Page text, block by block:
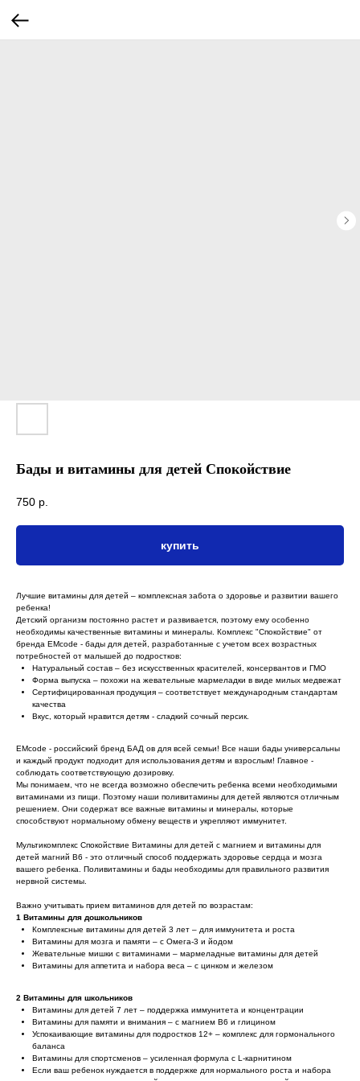
Бады и витамины для детей Спокойствие
750 р.
купить
Лучшие витамины для детей – комплексная забота о здоровье и развитии вашего
ребенка!
Детский организм постоянно растет и развивается, поэтому ему особенно
необходимы качественные витамины и минералы. Комплекс "Спокойствие" от
бренда EMcode - бады для детей, разработанные с учетом всех возрастных
потребностей от малышей до подростков:
Натуральный состав – без искусственных красителей, консервантов и ГМО
Форма выпуска – похожи на жевательные мармеладки в виде милых медвежат
Сертифицированная продукция – соответствует международным стандартам
качества
Вкус, который нравится детям - сладкий сочный персик.
EMcode - российский бренд БАД ов для всей семьи! Все наши бады универсальны
и каждый продукт подходит для использования детям и взрослым! Главное -
соблюдать соответствующую дозировку.
Мы понимаем, что не всегда возможно обеспечить ребенка всеми необходимыми
витаминами из пищи. Поэтому наши поливитамины для детей являются отличным
решением. Они содержат все важные витамины и минералы, которые
способствуют нормальному обмену веществ и укрепляют иммунитет.
Мультикомплекс Спокойствие Витамины для детей с магнием и витамины для
детей магний B6 - это отличный способ поддержать здоровье сердца и мозга
вашего ребенка. Поливитамины и бады необходимы для правильного развития
нервной системы.
Важно учитывать прием витаминов для детей по возрастам:
1 Витамины для дошкольников
Комплексные витамины для детей 3 лет – для иммунитета и роста
Витамины для мозга и памяти – с Омега-3 и йодом
Жевательные мишки с витаминами – мармеладные витамины для детей
Витамины для аппетита и набора веса – с цинком и железом
2 Витамины для школьников
Витамины для детей 7 лет – поддержка иммунитета и концентрации
Витамины для памяти и внимания – с магнием В6 и глицином
Успокаивающие витамины для подростков 12+ – комплекс для гормонального
баланса
Витамины для спортсменов – усиленная формула с L-карнитином
Если ваш ребенок нуждается в поддержке для нормального роста и набора